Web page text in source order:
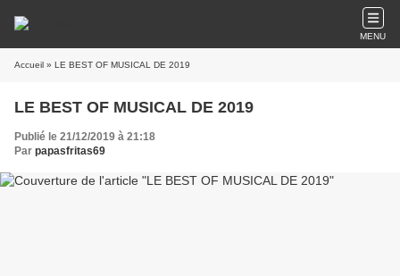
MENU
Accueil » LE BEST OF MUSICAL DE 2019
LE BEST OF MUSICAL DE 2019
Publié le 21/12/2019 à 21:18
Par papasfritas69